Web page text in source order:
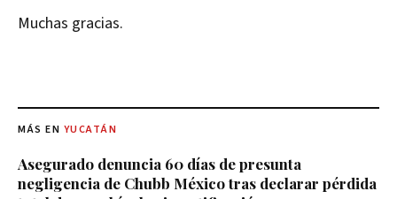
Muchas gracias.
MÁS EN YUCATÁN
Asegurado denuncia 60 días de presunta
negligencia de Chubb México tras declarar pérdida